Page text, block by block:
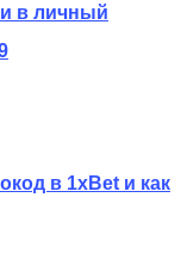
в личный
в 1xBet и как